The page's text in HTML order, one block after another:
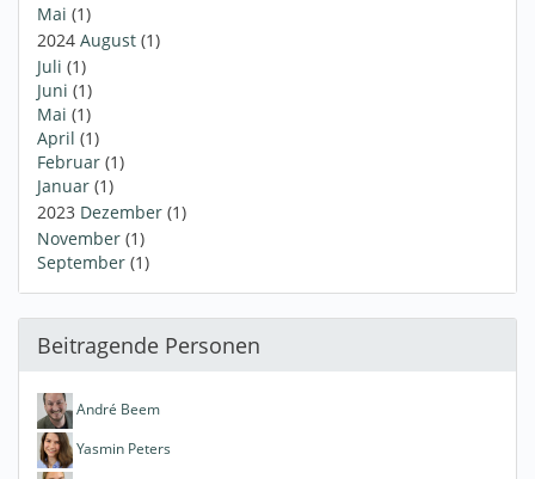
Mai (1)
2024 August (1)
Juli (1)
Juni (1)
Mai (1)
April (1)
Februar (1)
Januar (1)
2023 Dezember (1)
November (1)
September (1)
Beitragende Personen
André Beem
Yasmin Peters